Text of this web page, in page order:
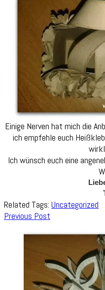
Einige Nerven hat mich die
ich empfehle euch
Ich wünsch euch eine
Related Tags: Uncategorized
Post
Previous Post